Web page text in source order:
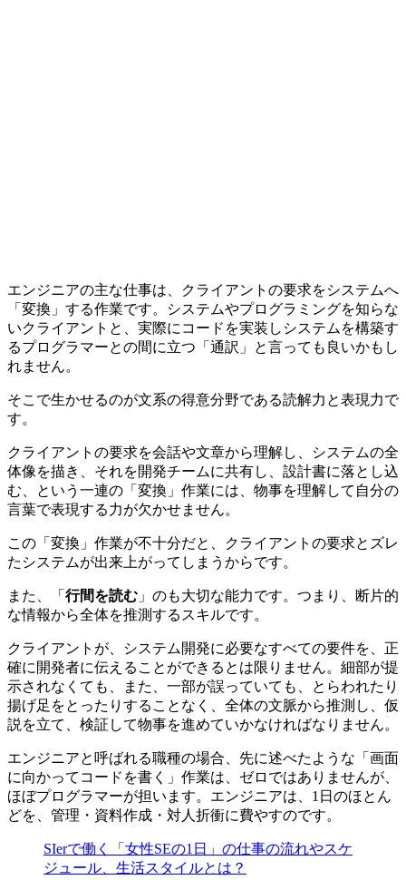
エンジニアの主な仕事は、クライアントの要求をシステムへ
「変換」する作業です。システムやプログラミングを知らな
いクライアントと、実際にコードを実装しシステムを構築す
るプログラマーとの間に立つ「通訳」と言っても良いかもし
れません。
そこで生かせるのが文系の得意分野である読解力と表現力で
す。
クライアントの要求を会話や文章から理解し、システムの全
体像を描き、それを開発チームに共有し、設計書に落とし込
む、という一連の「変換」作業には、物事を理解して自分の
言葉で表現する力が欠かせません。
この「変換」作業が不十分だと、クライアントの要求とズレ
たシステムが出来上がってしまうからです。
また、「 行間を読む 」のも大切な能力です。つまり、断片的
な情報から全体を推測するスキルです。
クライアントが、システム開発に必要なすべての要件を、正
確に開発者に伝えることができるとは限りません。細部が提
示されなくても、また、一部が誤っていても、とらわれたり
揚げ足をとったりすることなく、 全体の文脈から推測し、仮
説を立て、検証して物事を進めていかなければなりません。
エンジニアと呼ばれる職種の場合、先に述べたような「画面
に向かってコードを書く」作業は、ゼロではありませんが、
ほぼプログラマーが担います。エンジニアは、 1日のほとん
どを、管理・資料作成・対人折衝に費やすのです。
SIerで働く「女性SEの1日」の仕事の流れやスケ
ジュール、生活スタイルとは？